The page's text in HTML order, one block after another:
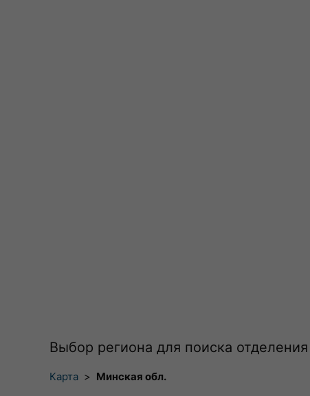
Выбор региона для поиска отделения
Карта > Минская обл.